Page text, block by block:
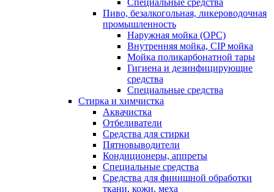
Специальные средства
Пиво, безалкогольная, ликероводочная
промышленность
Наружная мойка (ОРС)
Внутренняя мойка, CIP мойка
Мойка поликарбонатной тары
Гигиена и дезинфицирующие
средства
Специальные средства
Стирка и химчистка
Аквачистка
Отбеливатели
Средства для стирки
Пятновыводители
Кондиционеры, аппреты
Специальные средства
Средства для финишной обработки
ткани, кожи, меха